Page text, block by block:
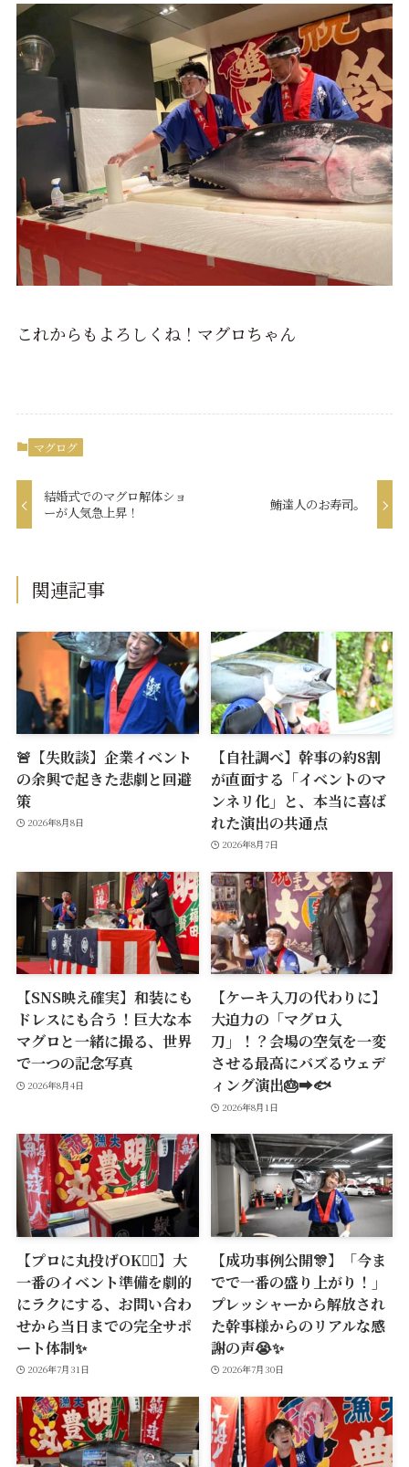
これからもよろしくね！マグロちゃん
マグログ
結婚式でのマグロ解体ショ
ーが人気急上昇！
鮪達人のお寿司。
関連記事
🚨【失敗談】企業イベント
の余興で起きた悲劇と回避
策
2026年8月8日
【自社調べ】幹事の約8割
が直面する「イベントのマ
ンネリ化」と、本当に喜ば
れた演出の共通点
2026年8月7日
【SNS映え確実】和装にも
ドレスにも合う！巨大な本
マグロと一緒に撮る、世界
で一つの記念写真
2026年8月4日
【ケーキ入刀の代わりに】
大迫力の「マグロ入
刀」！？会場の空気を一変
させる最高にバズるウェデ
ィング演出🎂➡️🐟
2026年8月1日
【プロに丸投げOK🙆‍♂️】大
一番のイベント準備を劇的
にラクにする、お問い合わ
せから当日までの完全サポ
ート体制✨
2026年7月31日
【成功事例公開🎊】「今ま
でで一番の盛り上がり！」
プレッシャーから解放され
た幹事様からのリアルな感
謝の声😭✨
2026年7月30日